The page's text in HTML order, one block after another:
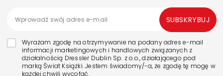
Wyrażam zgodę na otrzymywanie na podany adres e-mail
informacji marketingowych i handlowych związanych z
działalnością Dressler Dublin Sp. z o.o., działającego pod
marką Świat Książki. Jestem świadomy/-a, że zgodę tę mogę w
każdej chwili wycofać.
SUBSKRYBUJ